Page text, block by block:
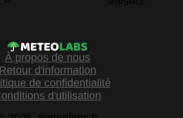
À propos de nous
Retour d'information
de confidentialité
d'utilisation